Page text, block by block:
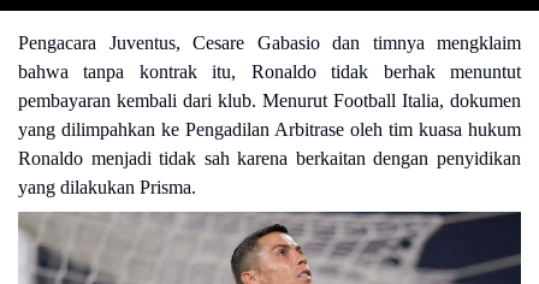
Pengacara Juventus, Cesare Gabasio dan timnya mengklaim
bahwa tanpa kontrak itu, Ronaldo tidak berhak menuntut
pembayaran kembali dari klub. Menurut Football Italia, dokumen
yang dilimpahkan ke Pengadilan Arbitrase oleh tim kuasa hukum
Ronaldo menjadi tidak sah karena berkaitan dengan penyidikan
yang dilakukan Prisma.